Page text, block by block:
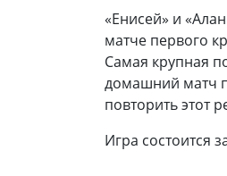
«Енисей» и
матче первого
Самая крупная
домашний матч
повторить этот
Игра состоится